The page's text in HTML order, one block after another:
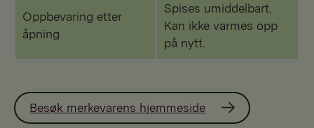
Oppbevaring etter
åpning
Spises umiddelbart.
Kan ikke varmes opp
på nytt.
Besøk merkevarens hjemmeside